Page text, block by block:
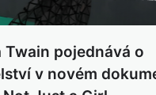
Twain pojednává o
v novém